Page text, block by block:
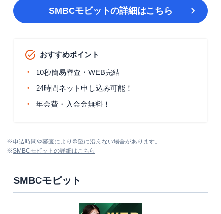
SMBCモビットの詳細はこちら
おすすめポイント
10秒簡易審査・WEB完結
24時間ネット申し込み可能！
年会費・入会金無料！
※申込時間や審査により希望に沿えない場合があります。
※SMBCモビット の詳細はこちら
SMBCモビット